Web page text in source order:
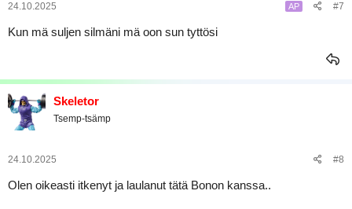
24.10.2025 AP #7
Kun mä suljen silmäni mä oon sun tyttösi
Skeletor
Tsemp-tsämp
24.10.2025 #8
Olen oikeasti itkenyt ja laulanut tätä Bonon kanssa..